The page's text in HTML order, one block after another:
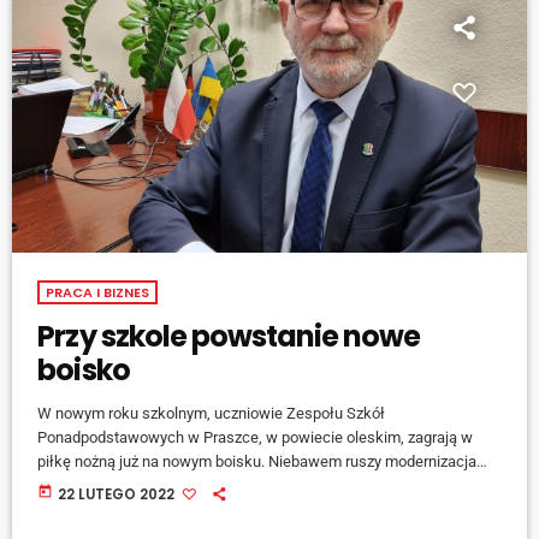
PRACA I BIZNES
Przy szkole powstanie nowe
boisko
W nowym roku szkolnym, uczniowie Zespołu Szkół
Ponadpodstawowych w Praszce, w powiecie oleskim, zagrają w
piłkę nożną już na nowym boisku. Niebawem ruszy modernizacja
boiska przy tamtejszej placówce oświatowej. Szczegóły zdradza
today 22 LUTEGO 2022